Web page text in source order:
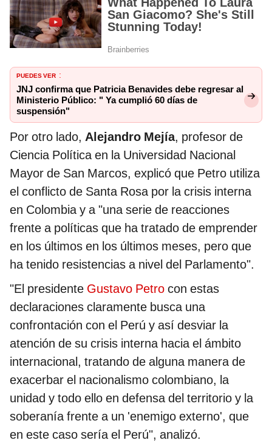
PUEDES VER :
JNJ confirma que Patricia Benavides debe regresar al
Ministerio Público: " Ya cumplió 60 días de
suspensión"
Por otro lado, Alejandro Mejía, profesor de
Ciencia Política en la Universidad Nacional
Mayor de San Marcos, explicó que Petro utiliza
el conflicto de Santa Rosa por la crisis interna
en Colombia y a "una serie de reacciones
frente a políticas que ha tratado de emprender
en los últimos en los últimos meses, pero que
ha tenido resistencias a nivel del Parlamento".
"El presidente Gustavo Petro con estas
declaraciones claramente busca una
confrontación con el Perú y así desviar la
atención de su crisis interna hacia el ámbito
internacional, tratando de alguna manera de
exacerbar el nacionalismo colombiano, la
unidad y todo ello en defensa del territorio y la
soberanía frente a un 'enemigo externo', que
en este caso sería el Perú", analizó.